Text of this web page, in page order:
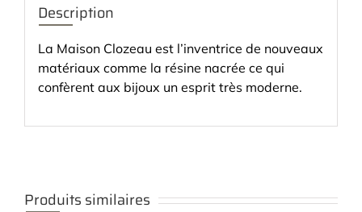
Description
La Maison Clozeau est l’inventrice de nouveaux
matériaux comme la résine nacrée ce qui
confèrent aux bijoux un esprit très moderne.
Produits similaires